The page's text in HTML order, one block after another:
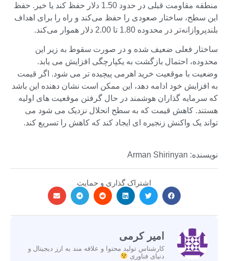
منطقه مقاومت قبلی در حدود 1.50 دلار حفظ کند یا خیر. حفظ
این سطح، ساختار صعودی را حفظ می‌کند و راه را برای اهداف
بلندپروازانه‌تر در محدوده 1.80 تا 2.00 دلار هموار می‌کند.
ساختار فعلی ضعیف شده و در صورت سقوط به زیر این
محدوده، احتمال بازگشت به یکپارچگی افزایش می یابد.
وضعیت با موقعیت خرید اهرمی پیچیده تر می شود. اگر قیمت
به افزایش خود ادامه دهد، این ممکن است نشان دهنده این باشد
که سرمایه گذاران هوشمند در حال گرفتن موقعیت های اولیه
هستند. کاهش قیمت که به سطح انحلال نزدیک می شود می
تواند یک واکنش زنجیره ای ایجاد کند که کاهش را تسریع کند.
نویسنده: Arman Shirinyan
اشتراک گذاری و حمایت
امیر کرمی
کارشناس تولید محتوا و علاقه مند به ارز دیجیتال و
دنیای فناوری